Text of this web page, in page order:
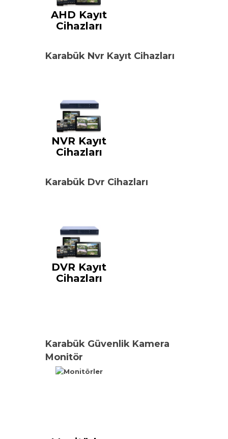
AHD Kayıt
Cihazları
Karabük Nvr Kayıt Cihazları
NVR Kayıt
Cihazları
Karabük Dvr Cihazları
DVR Kayıt
Cihazları
Karabük Güvenlik Kamera
Monitör